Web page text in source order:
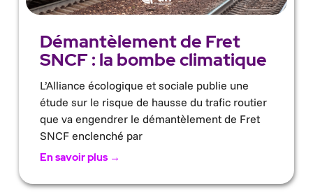
Démantèlement de Fret
SNCF : la bombe climatique
L’Alliance écologique et sociale publie une
étude sur le risque de hausse du trafic routier
que va engendrer le démantèlement de Fret
SNCF enclenché par
En savoir plus →